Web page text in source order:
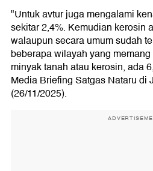
"Untuk avtur juga mengalami
sekitar 2,4%. Kemudian kerosin
walaupun secara umum sudah
beberapa wilayah yang
minyak tanah atau kerosin, ada
Media Briefing Satgas Nataru di
(26/11/2025).